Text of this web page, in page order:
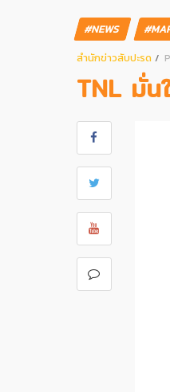
#NEWS
สํานักข่าวสับปะรด
TNL มั่น